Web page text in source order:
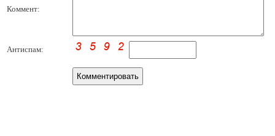
Коммент:
Антиспам: